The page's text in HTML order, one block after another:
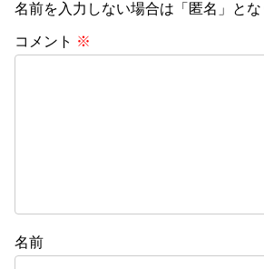
名前を入力しない場合は「匿名」とな
コメント ※
名前